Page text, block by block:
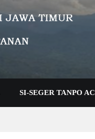
SI-SEGER TANPO AC